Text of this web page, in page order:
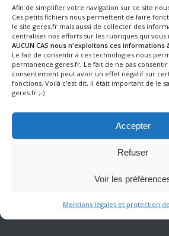
Afin de simplifier votre navigation sur ce site
Ces petits fichiers nous permettent de faire
le site geres.fr mais aussi de collecter des
centraliser nos efforts sur les rubriques qui vous
AUCUN CAS nous n'exploitons ces
Le fait de consentir à ces technologies nous
permanence geres.fr. Le fait de ne pas
consentement peut avoir un effet négatif sur
fonctions. Voilà c'est dit, il était important de le
geres.fr ;-)
Accepter
Refuser
Voir les
Mentions légales et protection
Quand la chaleur arrive, tout
se joue sur les produits
Dernière semaine scolaire et
début du rythme estival en
entreprise. Chez GERES
Restauration : achats au jour
le jour, produits de saison et
vraiment au rythme de l’été
Avant
votre
tout
cuisine,
Tout fait